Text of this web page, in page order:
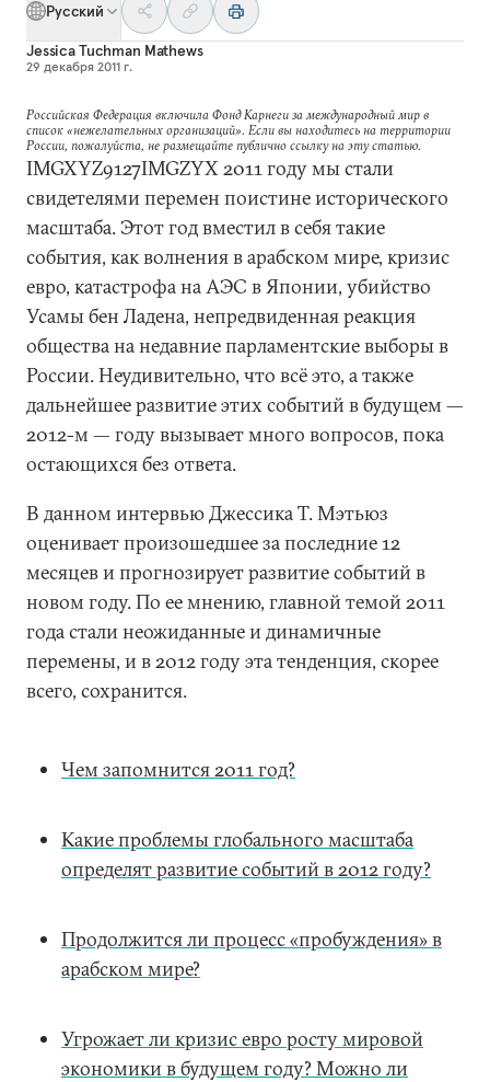
Русский
Jessica Tuchman Mathews
29 декабря 2011 г.
Российская Федерация включила Фонд Карнеги за международный мир в
список «нежелательных организаций». Если вы находитесь на территории
России, пожалуйста, не размещайте публично ссылку на эту статью.
IMGXYZ9127IMGZYX 2011 году мы стали
свидетелями перемен поистине исторического
масштаба. Этот год вместил в себя такие
события, как волнения в арабском мире, кризис
евро, катастрофа на АЭС в Японии, убийство
Усамы бен Ладена, непредвиденная реакция
общества на недавние парламентские выборы в
России. Неудивительно, что всё это, а также
дальнейшее развитие этих событий в будущем —
2012-м — году вызывает много вопросов, пока
остающихся без ответа.
В данном интервью Джессика Т. Мэтьюз
оценивает произошедшее за последние 12
месяцев и прогнозирует развитие событий в
новом году. По ее мнению, главной темой 2011
года стали неожиданные и динамичные
перемены, и в 2012 году эта тенденция, скорее
всего, сохранится.
Чем запомнится 2011 год?
Какие проблемы глобального масштаба
определят развитие событий в 2012 году?
Продолжится ли процесс «пробуждения» в
арабском мире?
Угрожает ли кризис евро росту мировой
экономики в будущем году? Можно ли